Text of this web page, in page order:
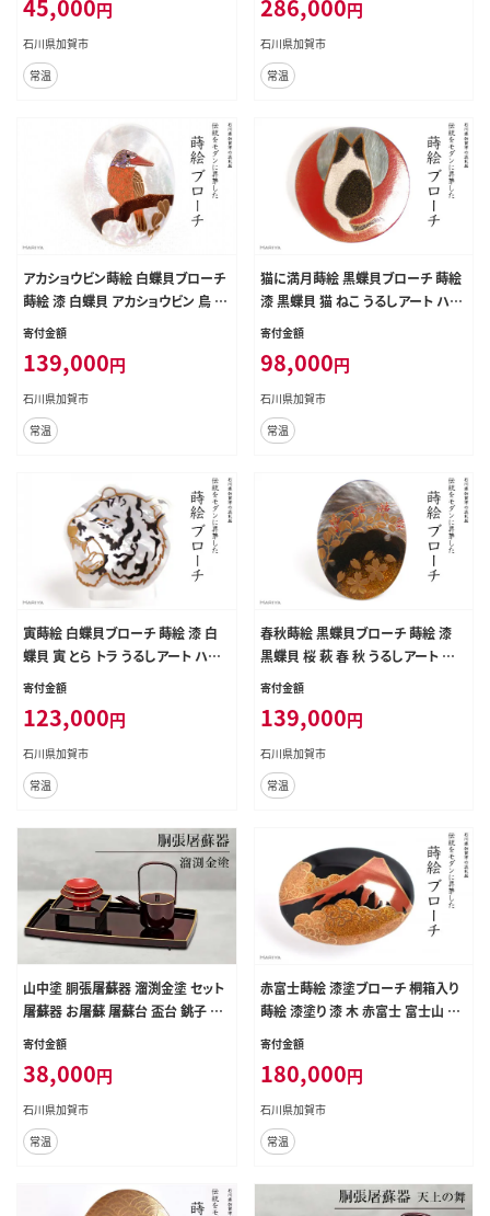
F6P-0479
45,000円
石川県加賀市
常温
震災 コロナ 能登半島地震復興支援
北陸新幹線 F6P-1501
286,000円
石川県加賀市
常温
アカショウビン蒔絵 白蝶貝ブローチ
蒔絵 漆 白蝶貝 アカショウビン 鳥 う
るしアート ブローチ アクセサリー ギ
復興 震災 コロナ 能登半島地震復興
支援 北陸新幹線 F6P-1499
寄付金額
139,000円
石川県加賀市
常温
猫に満月蒔絵 黒蝶貝ブローチ 蒔絵
漆 黒蝶貝 猫 ねこ うるしアート ハン
ドメイド ブローチ アクセサリー ギフ
興 震災 コロナ 能登半島地震復興支
援 北陸新幹線 F6P-1502
寄付金額
98,000円
石川県加賀市
常温
寅蒔絵 白蝶貝ブローチ 蒔絵 漆 白
蝶貝 寅 とら トラ うるしアート ハン
ドメイド ブローチ アクセサリー ギフ
興 震災 コロナ 能登半島地震復興支
援 北陸新幹線 F6P-1505
寄付金額
123,000円
石川県加賀市
常温
春秋蒔絵 黒蝶貝ブローチ 蒔絵 漆
黒蝶貝 桜 萩 春 秋 うるしアート ハ
ンドメイド ブローチ アクセサリー ギ
復興 震災 コロナ 能登半島地震復興
支援 北陸新幹線 F6P-1503
寄付金額
139,000円
石川県加賀市
常温
山中塗 胴張屠蘇器 溜渕金塗 セット
屠蘇器 お屠蘇 屠蘇台 盃台 銚子 盃
贈り物 ギフト 伝統工芸 工芸品 ABS
樹脂 日本製 F6P-0481
寄付金額
38,000円
石川県加賀市
常温
赤富士蒔絵 漆塗ブローチ 桐箱入り
蒔絵 漆塗り 漆 木 赤富士 富士山 葛
飾北斎 富嶽百景 登龍の不二 ブロー
チ アクセサリー 伝統工芸 工芸品 国
産 日本製 復興 震災 コロナ 能登半
島地震復興支援 北陸新幹線 F6P-1
506
寄付金額
180,000円
石川県加賀市
常温